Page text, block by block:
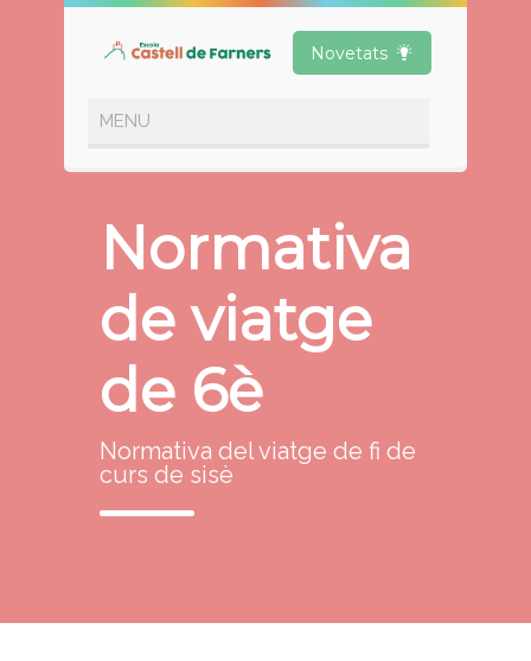
Novetats
Normativa
de viatge
de 6è
Normativa del viatge de fi de
curs de sisè